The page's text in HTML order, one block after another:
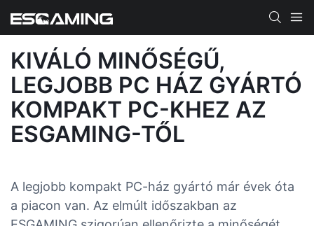
KIVÁLÓ MINŐSÉGŰ,
LEGJOBB PC HÁZ GYÁRTÓ
KOMPAKT PC-KHEZ AZ
ESGAMING-TŐL
A legjobb kompakt PC-ház gyártó már évek óta
a piacon van. Az elmúlt időszakban az